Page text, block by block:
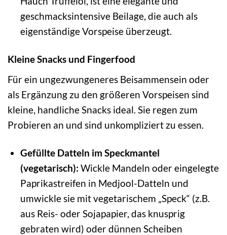
geschmacksintensive Beilage, die auch als
eigenständige Vorspeise überzeugt.
Kleine Snacks und Fingerfood
Für ein ungezwungeneres Beisammensein oder
als Ergänzung zu den größeren Vorspeisen sind
kleine, handliche Snacks ideal. Sie regen zum
Probieren an und sind unkompliziert zu essen.
Gefüllte Datteln im Speckmantel
(vegetarisch): Wickle Mandeln oder eingelegte
Paprikastreifen in Medjool-Datteln und
umwickle sie mit vegetarischem „Speck“ (z.B.
aus Reis- oder Sojapapier, das knusprig
gebraten wird) oder dünnen Scheiben